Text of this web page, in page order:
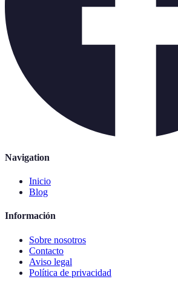
Navigation
Inicio
Blog
Información
Sobre nosotros
Contacto
Aviso legal
Política de privacidad